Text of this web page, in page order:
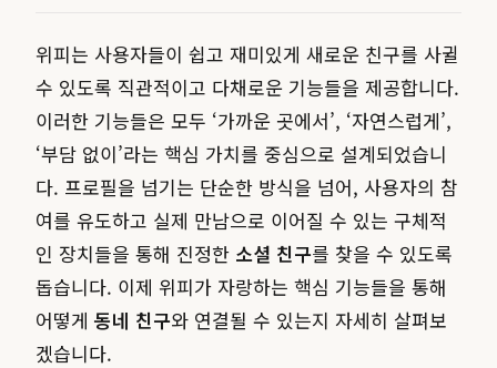
위피는 사용자들이 쉽고 재미있게 새로운 친구를 사귈
수 있도록 직관적이고 다채로운 기능들을 제공합니다.
이러한 기능들은 모두 ‘가까운 곳에서’, ‘자연스럽게’,
‘부담 없이’라는 핵심 가치를 중심으로 설계되었습니
다. 프로필을 넘기는 단순한 방식을 넘어, 사용자의 참
여를 유도하고 실제 만남으로 이어질 수 있는 구체적
인 장치들을 통해 진정한 소셜 친구를 찾을 수 있도록
돕습니다. 이제 위피가 자랑하는 핵심 기능들을 통해
어떻게 동네 친구와 연결될 수 있는지 자세히 살펴보
겠습니다.